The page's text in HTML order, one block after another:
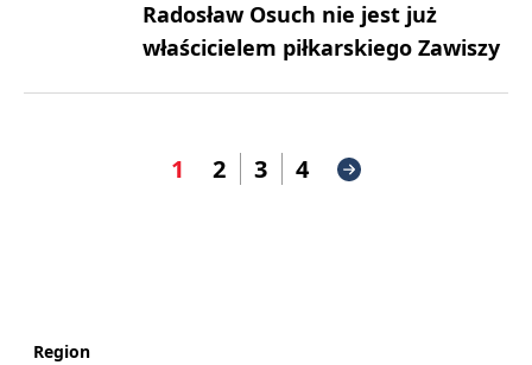
Radosław Osuch nie jest już
właścicielem piłkarskiego Zawiszy
1 2 3 4
Region